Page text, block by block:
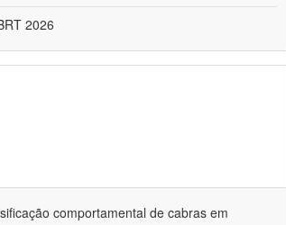
2026
comportamental de cabras em